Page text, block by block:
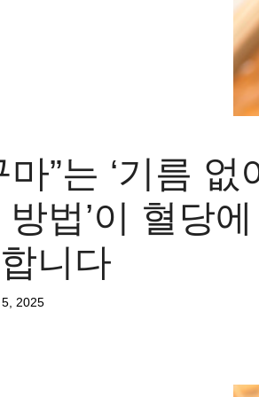
마”는 ‘기름 없
방법’이 혈당
니다
2025